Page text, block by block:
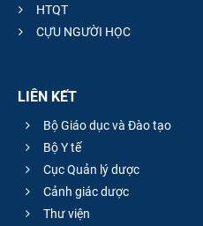
HTQT
CỰU NGƯỜI HỌC
LIÊN KẾT
Bộ Giáo dục và Đào tạo
Bộ Y tế
Cục Quản lý dược
Cảnh giác dược
Thư viện